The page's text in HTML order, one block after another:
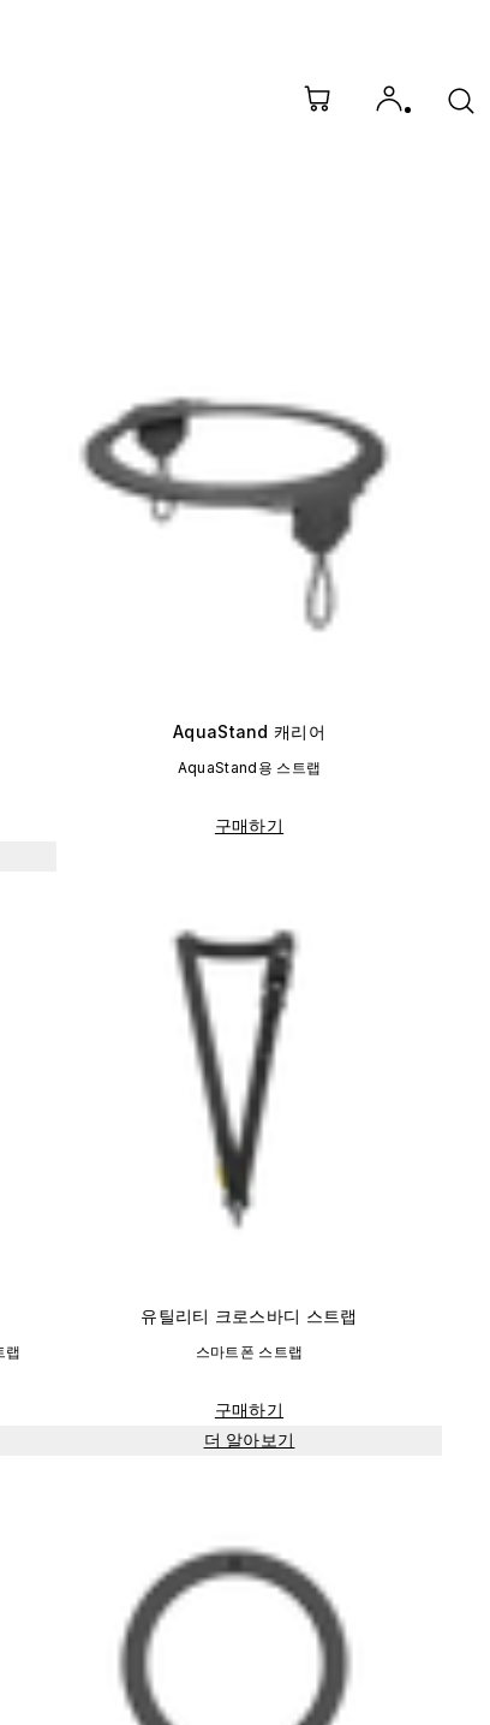
AquaStand 캐리어
AquaStand용 스트랩
구매하기
랩
유틸리티 크로스바디 스트랩
스마트폰 스트랩
구매하기
더 알아보기